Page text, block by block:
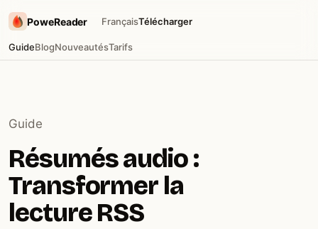
PoweReader
GuideBlogNouveautésTarifs
FrançaisTélécharger
Guide
Résumés audio :
Transformer la
lecture RSS